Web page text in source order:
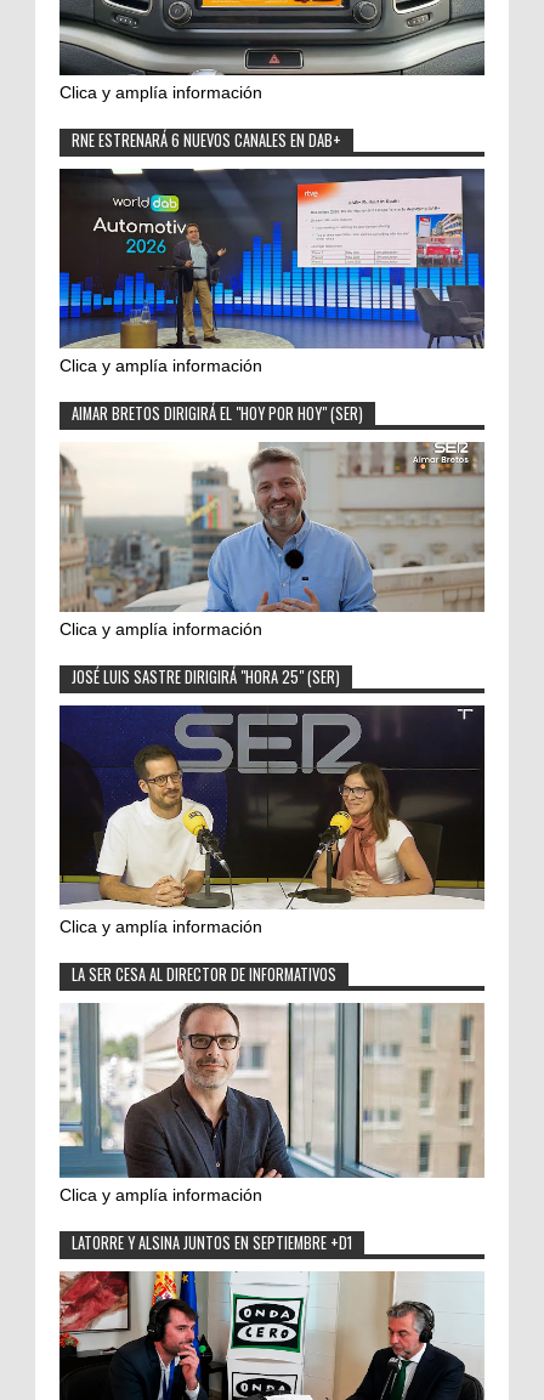
Clica y amplía información
RNE ESTRENARÁ 6 NUEVOS CANALES EN DAB+
Clica y amplía información
AIMAR BRETOS DIRIGIRÁ EL "HOY POR HOY" (SER)
Clica y amplía información
JOSÉ LUIS SASTRE DIRIGIRÁ "HORA 25" (SER)
Clica y amplía información
LA SER CESA AL DIRECTOR DE INFORMATIVOS
Clica y amplía información
LATORRE Y ALSINA JUNTOS EN SEPTIEMBRE +D1